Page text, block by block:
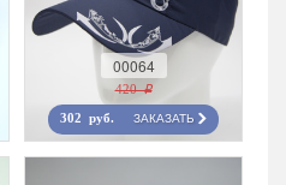
00064
420 r
302 руб. ЗАКАЗАТЬ